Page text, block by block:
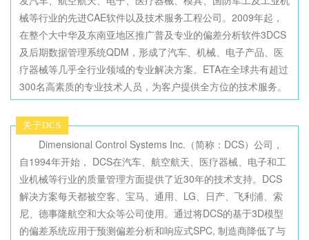
械等行业的先进CAE软件以及技术服务工程公司。2009年起，
在整个大中华及东南亚地区推广普及专业的偏差分析软件3DCS
及后期数据管理系统QDM，形成了汽车、机械、电子产品、医
疗器械等几乎全行业领域的专业解决方案。ETA在全球共有超过
300名高素质的专业技术人员，为客户提供全方位的技术服务。
关于DCS
Dimensional Control Systems Inc.（简称：DCS）公司，
自1994年开始， DCS在汽车、航空航天、医疗器械、电子和工
业机械等行业的质量管理方面提供了近30年的技术支持。DCS
解决方案每天都被空客、宝马、通用、LG、日产、飞利浦、索
尼、德事隆航空和大众等公司使用。通过将DCS的基于3D模型
的偏差系统应用于预测偏差分析和响应式SPC, 制造商降低了与